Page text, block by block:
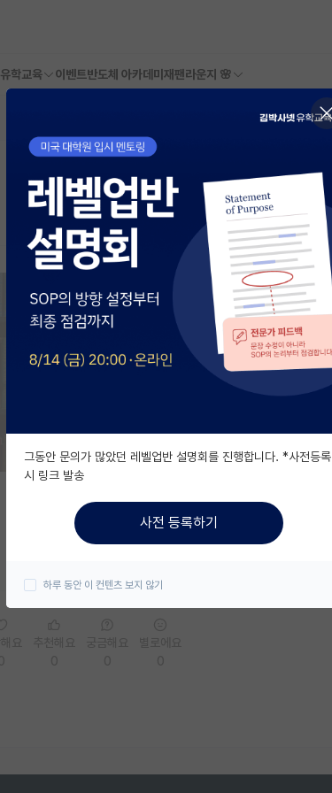
유학교육 이벤트반도체 아카데미 재팬라운지 🌸
스크랩
그동안 문의가 많았던 레벨업반 설명회를 진행합니다. *사전등록
시 링크 발송
사전 등록하기
하루 동안 이 컨텐츠 보지 않기